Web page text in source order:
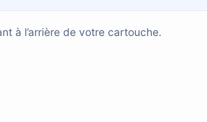
à l’arrière de votre cartouche.